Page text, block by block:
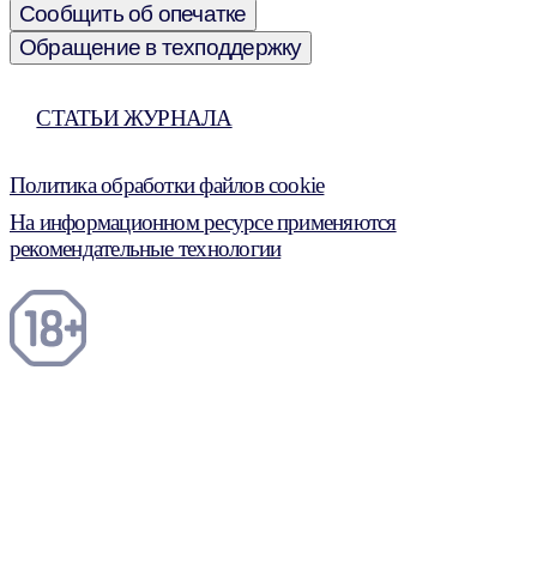
Сообщить об опечатке
Обращение в техподдержку
СТАТЬИ ЖУРНАЛА
Политика обработки файлов cookie
На информационном ресурсе применяются
рекомендательные технологии